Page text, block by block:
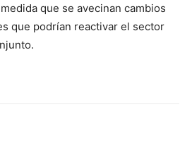
que se avecinan cambios
que podrían reactivar el sector